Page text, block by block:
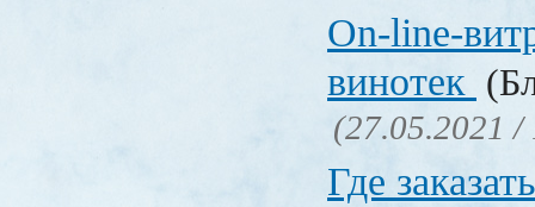
On-line-
винотек
(27.05.2021 /
Где